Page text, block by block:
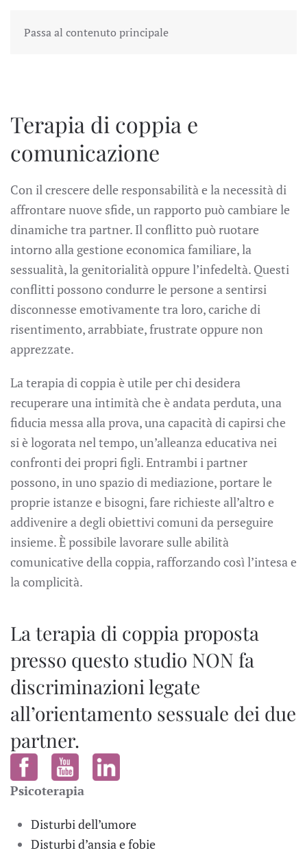
Passa al contenuto principale
Terapia di coppia e
comunicazione
Con il crescere delle responsabilità e la necessità di
affrontare nuove sfide, un rapporto può cambiare le
dinamiche tra partner. Il conflitto può ruotare
intorno alla gestione economica familiare, la
sessualità, la genitorialità oppure l’infedeltà. Questi
conflitti possono condurre le persone a sentirsi
disconnesse emotivamente tra loro, cariche di
risentimento, arrabbiate, frustrate oppure non
apprezzate.
La terapia di coppia è utile per chi desidera
recuperare una intimità che è andata perduta, una
fiducia messa alla prova, una capacità di capirsi che
si è logorata nel tempo, un’alleanza educativa nei
confronti dei propri figli. Entrambi i partner
possono, in uno spazio di mediazione, portare le
proprie istanze e bisogni, fare richieste all’altro e
addivenire a degli obiettivi comuni da perseguire
insieme. È possibile lavorare sulle abilità
comunicative della coppia, rafforzando così l’intesa e
la complicità.
La terapia di coppia proposta
presso questo studio NON fa
discriminazioni legate
all’orientamento sessuale dei due
partner.
Psicoterapia
Disturbi dell’umore
Disturbi d’ansia e fobie